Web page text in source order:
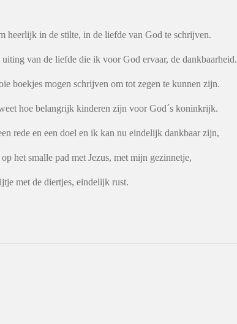
heerlijk in de stilte, in de liefde van God te schrijven.
van de liefde die ik voor God ervaar, de dankbaarheid.
boekjes mogen schrijven om tot zegen te kunnen zijn.
hoe belangrijk kinderen zijn voor God´s koninkrijk.
rede en een doel en ik kan nu eindelijk dankbaar zijn,
het smalle pad met Jezus, met mijn gezinnetje,
met de diertjes, eindelijk rust.